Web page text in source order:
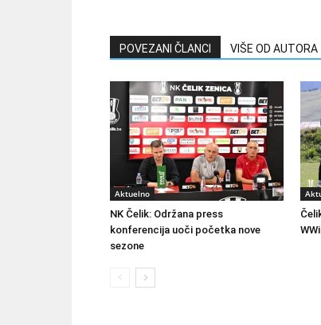
POVEZANI ČLANCI VIŠE OD AUTORA
Aktuelno
NK Čelik: Održana press
konferencija uoči početka nove
sezone